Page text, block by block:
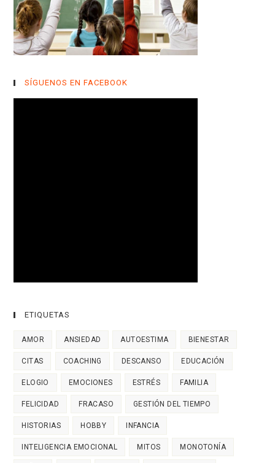
SÍGUENOS EN FACEBOOK
ETIQUETAS
AMOR ANSIEDAD AUTOESTIMA BIENESTAR
CITAS COACHING DESCANSO EDUCACIÓN
ELOGIO EMOCIONES ESTRÉS FAMILIA
FELICIDAD FRACASO GESTIÓN DEL TIEMPO
HISTORIAS HOBBY INFANCIA
INTELIGENCIA EMOCIONAL MITOS MONOTONÍA